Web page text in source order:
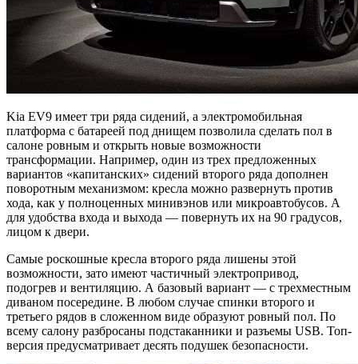
Kia EV9 имеет три ряда сидений, а электромобильная
платформа с батареей под днищем позволила сделать пол в
салоне ровным и открыть новые возможности
трансформации. Например, один из трех предложенных
вариантов «капитанских» сидений второго ряда дополнен
поворотным механизмом: кресла можно развернуть против
хода, как у полноценных минивэнов или микроавтобусов. А
для удобства входа и выхода — повернуть их на 90 градусов,
лицом к двери.
Самые роскошные кресла второго ряда лишены этой
возможности, зато имеют частичный электропривод,
подогрев и вентиляцию. А базовый вариант — с трехместным
диваном посередине. В любом случае спинки второго и
третьего рядов в сложенном виде образуют ровный пол. По
всему салону разбросаны подстаканники и разъемы USB. Топ-
версия предусматривает десять подушек безопасности.